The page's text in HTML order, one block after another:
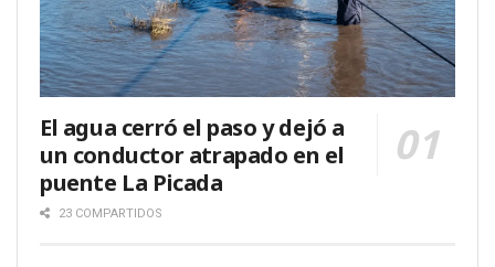
El agua cerró el paso y dejó a
un conductor atrapado en el
puente La Picada
23 COMPARTIDOS